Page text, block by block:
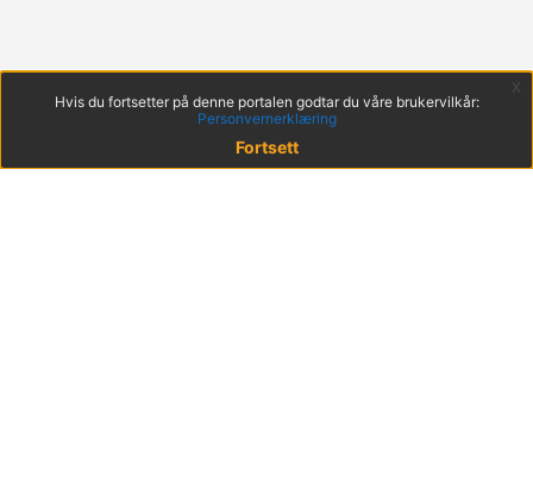
Hvis du fortsetter på denne portalen godtar du våre brukervilkår:
Personvernerklæring
Fortsett
x